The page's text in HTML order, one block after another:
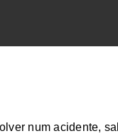
num acidente,